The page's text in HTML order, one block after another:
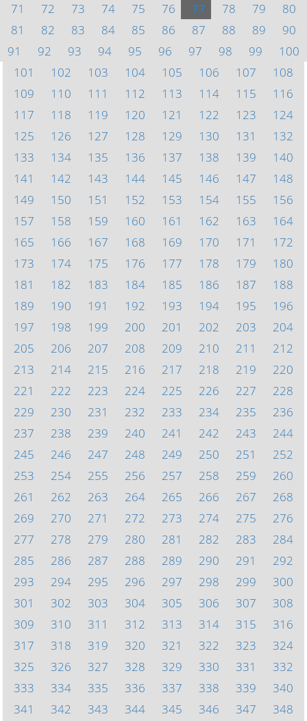
71
72 73 74 75 76 77 78 79
80
81
82 83 84 85 86 87 88 89
90
91
92 93 94 95 96 97 98 99
100
101
102 103 104 105 106 107
108
109
110 111 112 113 114 115
116
117
118 119 120 121 122 123
124
125
126 127 128 129 130 131
132
133
134 135 136 137 138 139
140
141
142 143 144 145 146 147
148
149
150 151 152 153 154 155
156
157
158 159 160 161 162 163
164
165
166 167 168 169 170 171
172
173
174 175 176 177 178 179
180
181
182 183 184 185 186 187
188
189
190 191 192 193 194 195
196
197
198 199 200 201 202 203
204
205
206 207 208 209 210 211
212
213
214 215 216 217 218 219
220
221
222 223 224 225 226 227
228
229
230 231 232 233 234 235
236
237
238 239 240 241 242 243
244
245
246 247 248 249 250 251
252
253
254 255 256 257 258 259
260
261
262 263 264 265 266 267
268
269
270 271 272 273 274 275
276
277
278 279 280 281 282 283
284
285
286 287 288 289 290 291
292
293
294 295 296 297 298 299
300
301
302 303 304 305 306 307
308
309
310 311 312 313 314 315
316
317
318 319 320 321 322 323
324
325
326 327 328 329 330 331
332
333
334 335 336 337 338 339
340
341
342 343 344 345 346 347 348